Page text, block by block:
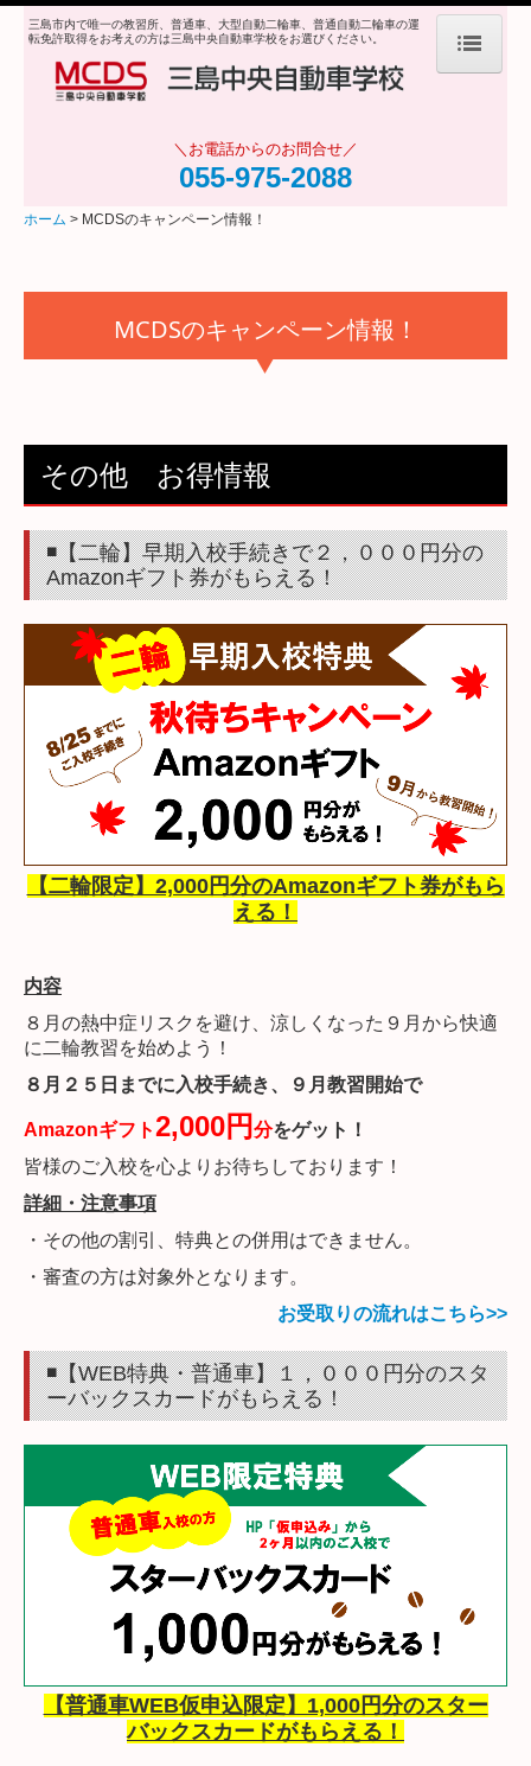
ホーム
教習指導員・職員のご紹介
営業日カレンダー
入校規約・カスタマーハラスメント対策
料金案内
二輪免許
限定解除
ペーパードライバー講習
在校生の方はこちら
資料請求・仮申込み
採用情報
三島市内で唯一の教習所、普通車、大型自動二輪車、普通自動二輪車の運
転免許取得をお考えの方は三島中央自動車学校をお選びください。
＼お電話からのお問合せ／
055-975-2088
ホーム MCDSのキャンペーン情報！
MCDSのキャンペーン情報！
その他 お得情報
◾️【二輪】早期入校手続きで２，０００円分の
Amazonギフト券がもらえる！
【二輪限定】2,000円分のAmazonギフト券がもら
える！
内容
８月の熱中症リスクを避け、涼しくなった９月から快適
に二輪教習を始めよう！
８月２５日までに入校手続き、９月教習開始で
Amazonギフト2,000円 分をゲット！
皆様のご入校を心よりお待ちしております！
詳細・注意事項
・その他の割引、特典との併用はできません。
・審査の方は対象外となります。
お受取りの流れはこちら>>
◾️【WEB特典・普通車】１，０００円分のスタ
ーバックスカードがもらえる！
【普通車WEB仮申込限定】1,000円分のスター
バックスカードがもらえる！